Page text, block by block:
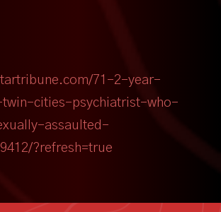
71-2-year-
cities-psychiatrist-who-
assaulted-
?refresh=true